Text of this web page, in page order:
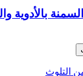
بالأدوية